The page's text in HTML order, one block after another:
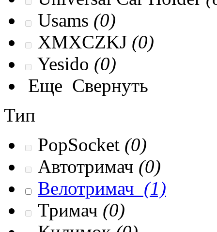
Usams (0)
XMXCZKJ (0)
Yesido (0)
Еще Свернуть
Тип
PopSocket (0)
Автотримач (0)
Велотримач (1)
Тримач (0)